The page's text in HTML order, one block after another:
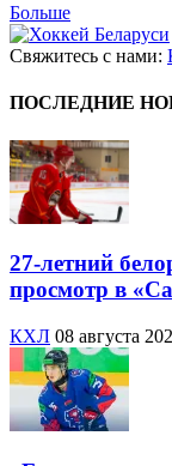
Больше
Свяжитесь с нами:
ПОСЛЕДНИЕ
27-летний
просмотр в
КХЛ 08 августа